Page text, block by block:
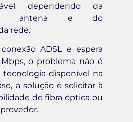
dependendo da
da antena e do
rede.
ADSL e espera
o problema não é
tecnologia disponível na
a solução é solicitar à
de fibra óptica ou